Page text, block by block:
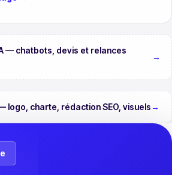
— chatbots, devis et relances
→
logo, charte, rédaction SEO, visuels→